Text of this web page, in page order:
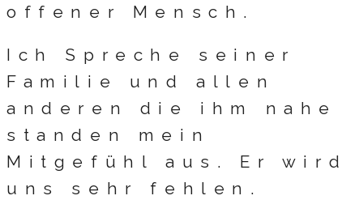
offener Mensch.
Ich Spreche seiner
Familie und allen
anderen die ihm nahe
standen mein
Mitgefühl aus. Er wird
uns sehr fehlen.